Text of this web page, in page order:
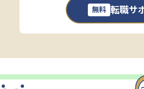
無料 転職サ